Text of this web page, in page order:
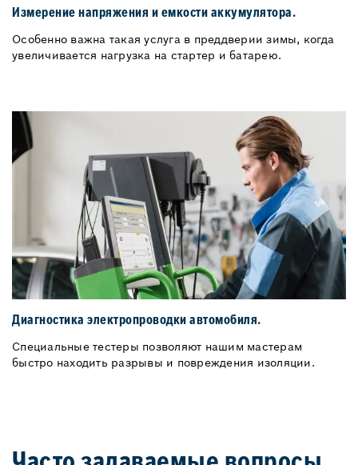
Измерение напряжения и емкости аккумулятора.
Особенно важна такая услуга в преддверии зимы, когда
увеличивается нагрузка на стартер и батарею.
Диагностика электропроводки автомобиля.
Специальные тестеры позволяют нашим мастерам
быстро находить разрывы и повреждения изоляции.